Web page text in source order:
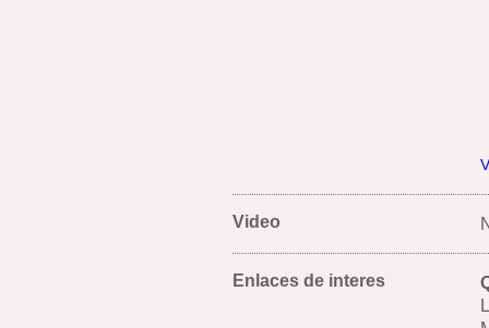
Video
Enlaces de interes